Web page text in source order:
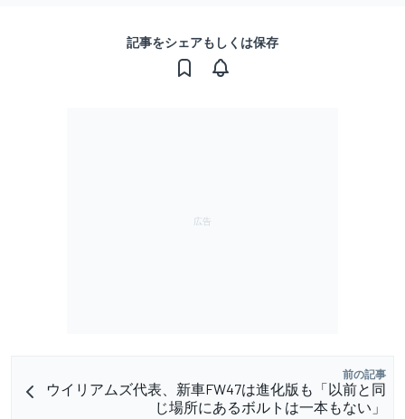
記事をシェアもしくは保存
前の記事
ウイリアムズ代表、新車FW47は進化版も「以前と同
じ場所にあるボルトは一本もない」